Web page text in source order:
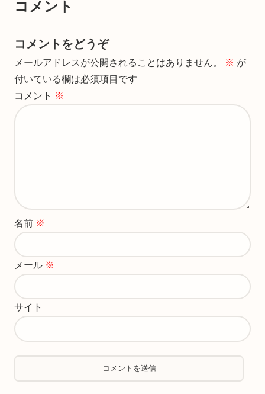
コメント
コメントをどうぞ
メールアドレスが公開されることはありません。 ※ が
付いている欄は必須項目です
コメント ※
名前 ※
メール ※
サイト